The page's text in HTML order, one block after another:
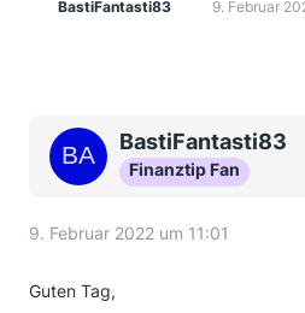
BastiFantasti83 9. Februar
BastiFantasti83
Finanztip Fan
9. Februar 2022 um 11:01
Guten Tag,